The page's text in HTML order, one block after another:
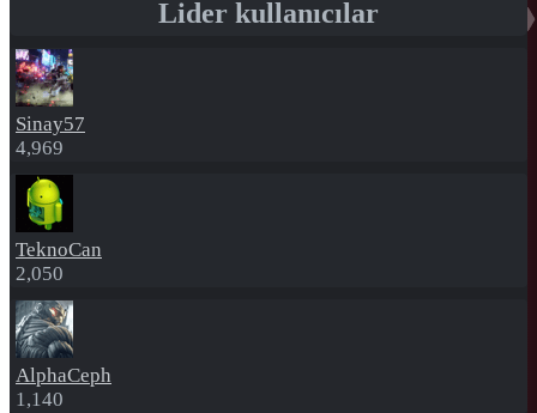
Lider kullanıcılar
Sinay57
4,969
TeknoCan
2,050
AlphaCeph
1,140